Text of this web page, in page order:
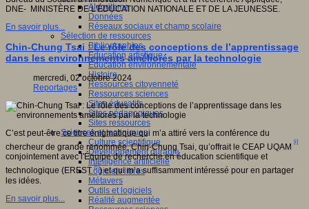
Algorithme
Données
Réseaux sociaux et champ scolaire
Sélection de ressources
Bibliographies
Education artistique
Education environnementale
Histoire
Ressources citoyenneté
Ressources sciences
Sites éducatifs
Sites pédagogiques
Sites ressources
Sciences et techniques
Culture scientifique
Développement durable
Intelligence artificielle
Logiciels libres
Métavers
Outils et logiciels
Réalité augmentée
DNE- MINISTÈRE DE L'ÉDUCATION NATIONALE ET DE LA JEUNESSE.
En savoir plus...
Chin-Chung Tsai : Le rôle des conceptions de l’apprentissage
dans les environnements améliorés par la technologie
mercredi, 02 octobre 2024
Reportages
C’est peut-être ce titre énigmatique qui m’a attiré vers la conférence du
chercheur de grande renommée, Chin-Chung Tsai, qu’offrait le CEAP UQAM
[i]
conjointement avec l'Équipe de recherche en éducation scientifique et
technologique (EREST
[ii]
) et qui m’a suffisamment intéressé pour en partager
les idées.
En savoir plus...